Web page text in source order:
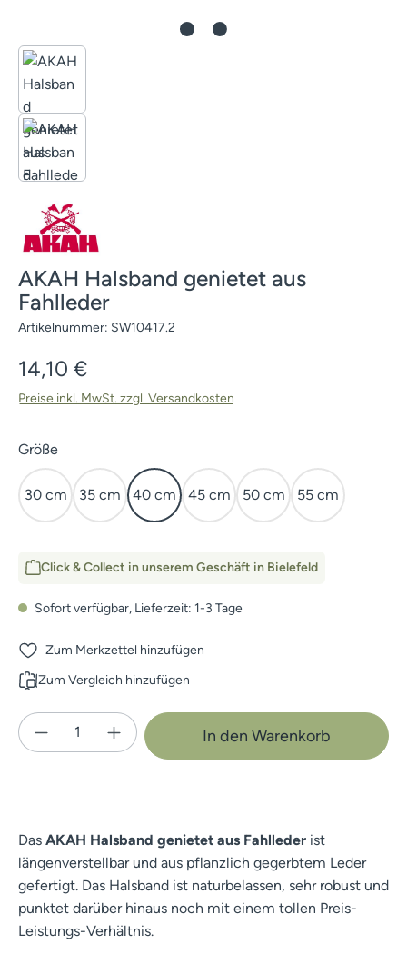
AKAH Halsband genietet aus
Fahlleder
Artikelnummer: SW10417.2
Regulärer Preis:
14,10 €
Preise inkl. MwSt. zzgl. Versandkosten
Größeauswählen
30 cm 35 cm 40 cm 45 cm 50 cm 55 cm
Click & Collect in unserem Geschäft in Bielefeld
Sofort verfügbar, Lieferzeit: 1-3 Tage
Zum Merkzettel hinzufügen
Zum Vergleich hinzufügen
Produkt Anzahl: Gib den gewünschten
In den Warenkorb
Das AKAH Halsband genietet aus Fahlleder ist
längenverstellbar und aus pflanzlich gegerbtem Leder
gefertigt. Das Halsband ist naturbelassen, sehr robust und
punktet darüber hinaus noch mit einem tollen Preis-
Leistungs-Verhältnis.